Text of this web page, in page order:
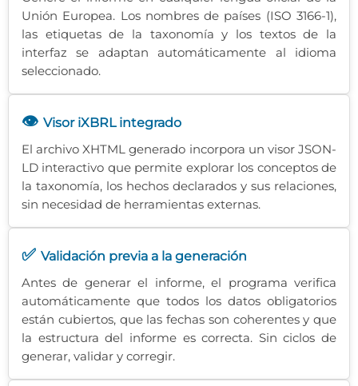
Unión Europea. Los nombres de países (ISO 3166-1),
las etiquetas de la taxonomía y los textos de la
interfaz se adaptan automáticamente al idioma
seleccionado.
👁️ Visor iXBRL integrado
El archivo XHTML generado incorpora un visor JSON-
LD interactivo que permite explorar los conceptos de
la taxonomía, los hechos declarados y sus relaciones,
sin necesidad de herramientas externas.
✅ Validación previa a la generación
Antes de generar el informe, el programa verifica
automáticamente que todos los datos obligatorios
están cubiertos, que las fechas son coherentes y que
la estructura del informe es correcta. Sin ciclos de
generar, validar y corregir.